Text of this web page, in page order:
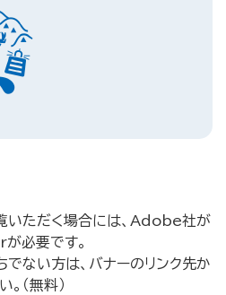
いただく場合には、Adobe社が
必要です。
い方は、バナーのリンク先か
（無料）